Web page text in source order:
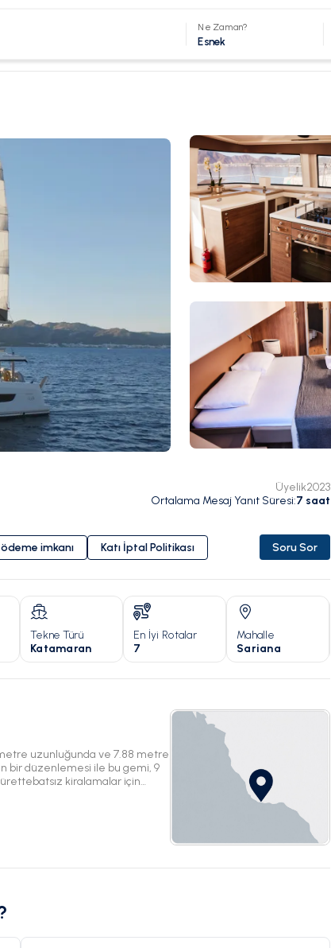
Ne Zaman?
Esnek
Üyelik2023
Ortalama Mesaj Yanıt Süresi:7 saat
imkanı Katı İptal Politikası Soru Sor
Tekne Türü
Katamaran
En İyi Rotalar
7
Mahalle
Sariana
uzunluğunda ve 7.88 metre
bir düzenlemesi ile bu gemi, 9
kiralamalar için
tadını çıkarın.